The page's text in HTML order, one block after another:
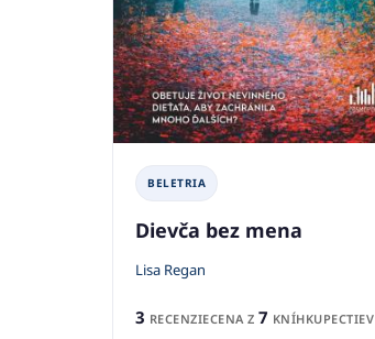
BELETRIA
Dievča bez mena
Lisa Regan
3 RECENZIECENA Z 7 KNÍHKUPECTIEV